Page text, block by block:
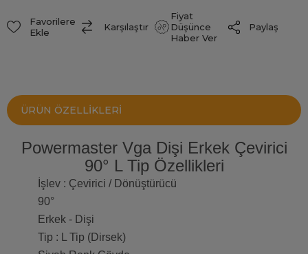
Favorilere
Ekle
Karşılaştır
Fiyat
Düşünce
Haber Ver
Paylaş
ÜRÜN ÖZELLIKLERI
Powermaster Vga Dişi Erkek Çevirici
90° L Tip Özellikleri
İşlev : Çevirici / Dönüştürücü
90°
Erkek - Dişi
Tip : L Tip (Dirsek)